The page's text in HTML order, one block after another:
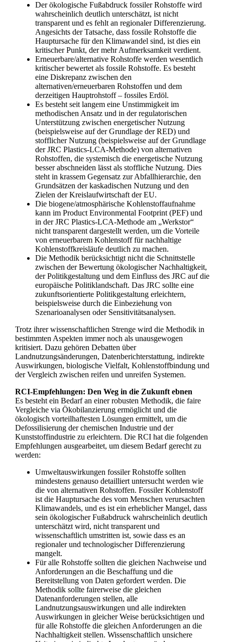
Der ökologische Fußabdruck fossiler Rohstoffe wird
wahrscheinlich deutlich unterschätzt, ist nicht
transparent und es fehlt an regionaler Differenzierung.
Angesichts der Tatsache, dass fossile Rohstoffe die
Hauptursache für den Klimawandel sind, ist dies ein
kritischer Punkt, der mehr Aufmerksamkeit verdient.
Erneuerbare/alternative Rohstoffe werden wesentlich
kritischer bewertet als fossile Rohstoffe. Es besteht
eine Diskrepanz zwischen den
alternativen/erneuerbaren Rohstoffen und dem
derzeitigen Hauptrohstoff – fossiles Erdöl.
Es besteht seit langem eine Unstimmigkeit im
methodischen Ansatz und in der regulatorischen
Unterstützung zwischen energetischer Nutzung
(beispielsweise auf der Grundlage der RED) und
stofflicher Nutzung (beispielsweise auf der Grundlage
der JRC Plastics-LCA-Methode) von alternativen
Rohstoffen, die systemisch die energetische Nutzung
besser abschneiden lässt als stoffliche Nutzung. Dies
steht in krassem Gegensatz zur Abfallhierarchie, den
Grundsätzen der kaskadischen Nutzung und den
Zielen der Kreislaufwirtschaft der EU.
Die biogene/atmosphärische Kohlenstoffaufnahme
kann im Product Environmental Footprint (PEF) und
in der JRC Plastics-LCA-Methode am „Werkstor“
nicht transparent dargestellt werden, um die Vorteile
von erneuerbarem Kohlenstoff für nachhaltige
Kohlenstoffkreisläufe deutlich zu machen.
Die Methodik berücksichtigt nicht die Schnittstelle
zwischen der Bewertung ökologischer Nachhaltigkeit,
der Politikgestaltung und dem Einfluss des JRC auf die
europäische Politiklandschaft. Das JRC sollte eine
zukunftsorientierte Politikgestaltung erleichtern,
beispielsweise durch die Einbeziehung von
Szenarioanalysen oder Sensitivitätsanalysen.
Trotz ihrer wissenschaftlichen Strenge wird die Methodik in
bestimmten Aspekten immer noch als unausgewogen
kritisiert. Dazu gehören Debatten über
Landnutzungsänderungen, Datenberichterstattung, indirekte
Auswirkungen, biologische Vielfalt, Kohlenstoffbindung und
der Vergleich zwischen reifen und unreifen Systemen.
RCI-Empfehlungen: Den Weg in die Zukunft ebnen
Es besteht ein Bedarf an einer robusten Methodik, die faire
Vergleiche via Ökobilanzierung ermöglicht und die
ökologisch vorteilhaftesten Lösungen ermittelt, um die
Defossilisierung der chemischen Industrie und der
Kunststoffindustrie zu erleichtern. Die RCI hat die folgenden
Empfehlungen ausgearbeitet, um diesem Bedarf gerecht zu
werden:
Umweltauswirkungen fossiler Rohstoffe sollten
mindestens genauso detailliert untersucht werden wie
die von alternativen Rohstoffen. Fossiler Kohlenstoff
ist die Hauptursache des vom Menschen verursachten
Klimawandels, und es ist ein erheblicher Mangel, dass
sein ökologischer Fußabdruck wahrscheinlich deutlich
unterschätzt wird, nicht transparent und
wissenschaftlich umstritten ist, sowie dass es an
regionaler und technologischer Differenzierung
mangelt.
Für alle Rohstoffe sollten die gleichen Nachweise und
Anforderungen an die Beschaffung und die
Bereitstellung von Daten gefordert werden. Die
Methodik sollte fairerweise die gleichen
Datenanforderungen stellen, alle
Landnutzungsauswirkungen und alle indirekten
Auswirkungen in gleicher Weise berücksichtigen und
für alle Rohstoffe die gleichen Anforderungen an die
Nachhaltigkeit stellen. Wissenschaftlich unsichere